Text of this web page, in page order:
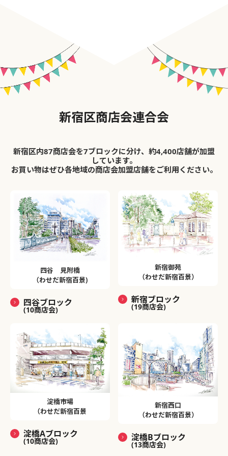
新宿区商店会連合会
新宿区内87商店会を7ブロックに分け、約4,400店舗が加盟
しています。
お買い物はぜひ各地域の商店会加盟店舗をご利用ください。
四谷 見附橋
（わせだ新宿百景)
四谷ブロック
(10商店会)
新宿御苑
（わせだ新宿百景）
新宿ブロック
(19商店会)
淀橋市場
（わせだ新宿百景
淀橋Aブロック
(10商店会)
新宿西口
（わせだ新宿百景）
淀橋Bブロック
(13商店会)